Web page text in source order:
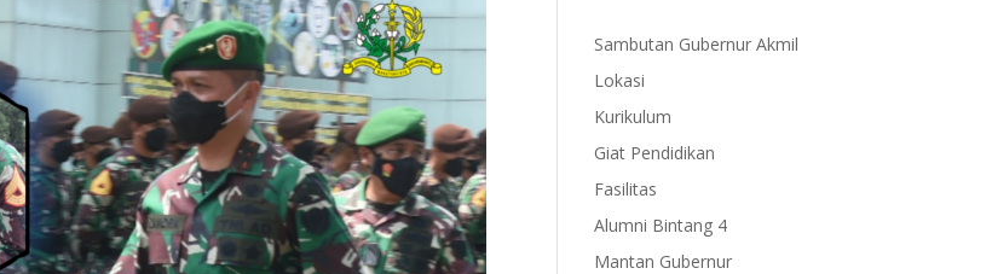
Sambutan Gubernur Akmil
Lokasi
Kurikulum
Giat Pendidikan
Fasilitas
Alumni Bintang 4
Mantan Gubernur